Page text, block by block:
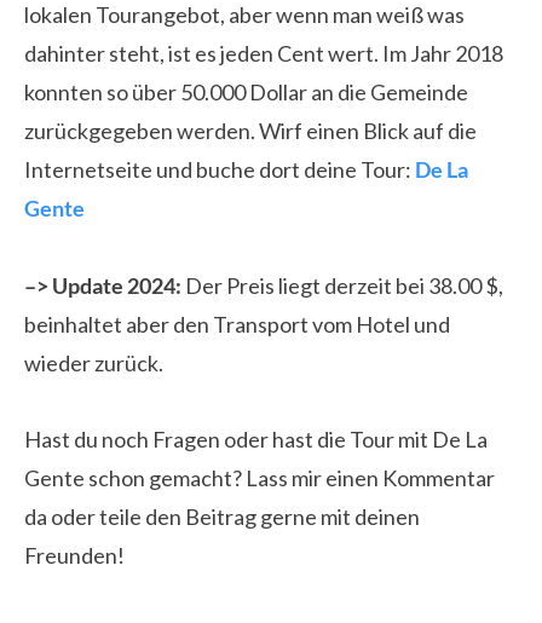
lokalen Tourangebot, aber wenn man weiß was
dahinter steht, ist es jeden Cent wert. Im Jahr 2018
konnten so über 50.000 Dollar an die Gemeinde
zurückgegeben werden. Wirf einen Blick auf die
Internetseite und buche dort deine Tour: De La
Gente
–> Update 2024: Der Preis liegt derzeit bei 38.00 $,
beinhaltet aber den Transport vom Hotel und
wieder zurück.
Hast du noch Fragen oder hast die Tour mit De La
Gente schon gemacht? Lass mir einen Kommentar
da oder teile den Beitrag gerne mit deinen
Freunden!